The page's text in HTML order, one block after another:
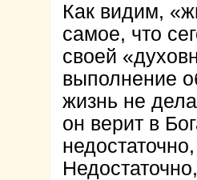
Как видим,
самое, что
своей
выполнение
жизнь не
он верит в